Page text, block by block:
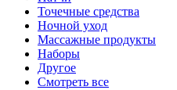
Точечные средства
Ночной уход
Массажные продукты
Наборы
Другое
Смотреть все